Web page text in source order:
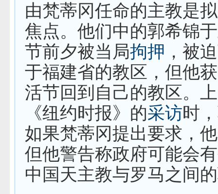
由梵蒂冈任命的主教是
焦点。他们中的郭希锦
节前夕被当局拘押 ，被
于福建省的教区，但他
活节回到自己的教区。
《纽约时报》的采访时
如果梵蒂冈提出要求，
但他警告称政府可能会
中国天主教与罗马之间